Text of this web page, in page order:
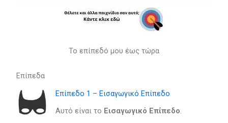
Το επίπεδό μου έως τώρα
Επίπεδα
Επίπεδο 1 – Εισαγωγικό Επίπεδο
Αυτό είναι το Eισαγωγικό Eπίπεδο.